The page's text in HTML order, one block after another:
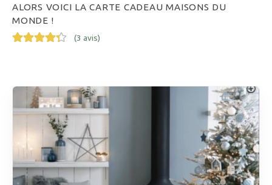
ALORS VOICI LA CARTE CADEAU MAISONS DU
MONDE !
(3 avis)